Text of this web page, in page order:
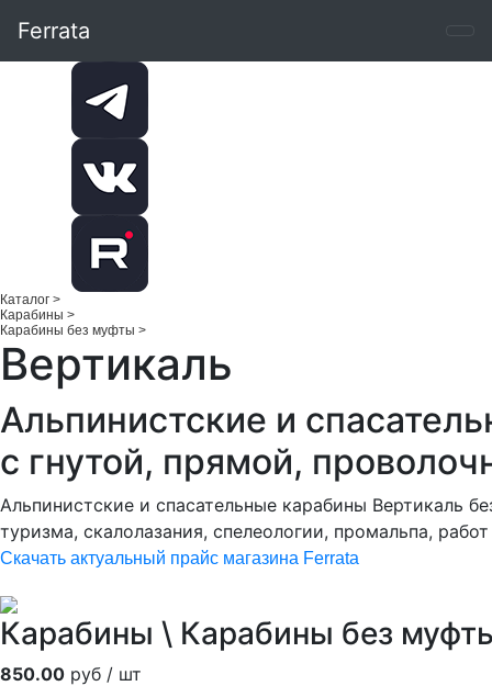
Ferrata
Каталог >
Карабины >
Карабины без муфты >
Вертикаль
Альпинистские и
с гнутой, пpямой,
Альпинистские и спасательные карабины Вертикаль
туризма, скалолазания, спелеологии, пpомальпа,
Скачать актуальный прайс магазина Ferrata
Карабины \ Карабины без
850.00 руб / шт